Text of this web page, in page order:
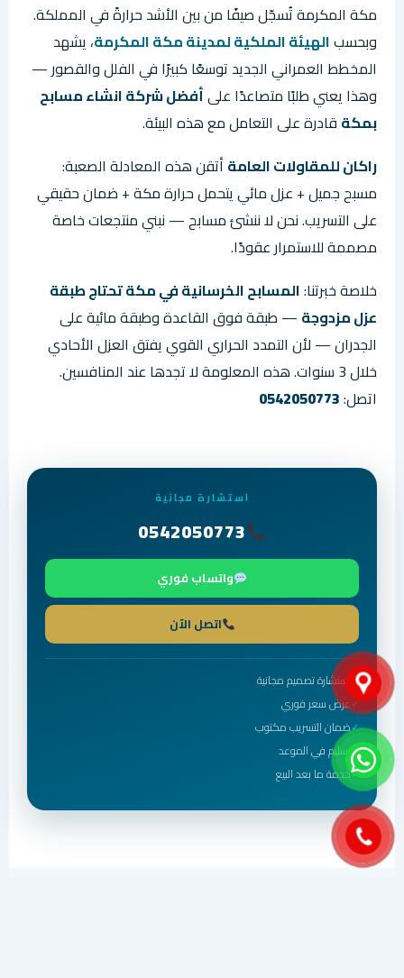
مكة المكرمة تُسجّل صيفًا من بين الأشد حرارةً في المملكة.
وبحسبالهيئة الملكية لمدينة مكة المكرمة، يشهد
المخطط العمراني الجديد توسعًا كبيرًا في الفلل والقصور —
وهذا يعني طلبًا متصاعدًا علىأفضل شركة انشاء مسابح
بمكة قادرة على التعامل مع هذه البيئة.
راكان للمقاولات العامة أتقن هذه المعادلة الصعبة:
مسبح جميل + عزل مائي يتحمل حرارة مكة + ضمان حقيقي
على التسريب. نحن لا ننشئ مسابح — نبني منتجعات خاصة
مصممة للاستمرار عقودًا.
خلاصة خبرتنا:المسابح الخرسانية في مكة تحتاج طبقة
عزل مزدوجة — طبقة فوق القاعدة وطبقة مائية على
الجدران — لأن التمدد الحراري القوي يفتق العزل الأحادي
خلال 3 سنوات. هذه المعلومة لا تجدها عند المنافسين.
اتصل:0542050773
استشارة مجانية
0542050773
واتساب فوري
اتصل الآن
استشارة تصميم مجانية
عرض سعر فوري
ضمان التسريب مكتوب
تسليم في الموعد
خدمة ما بعد البيع